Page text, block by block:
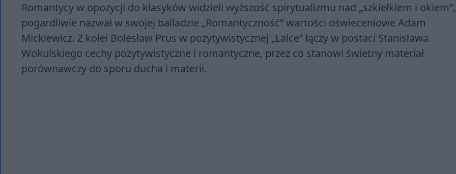
Romantycy w opozycji do klasyków widzieli wyższość spirytualizmu nad „szkiełkiem i
pogardliwie nazwał w swojej balladzie „Romantyczność” wartości oświeceniowe Adam
Mickiewicz. Z kolei Bolesław Prus w pozytywistycznej „Lalce” łączy w postaci Stanisława
Wokulskiego cechy pozytywistyczne i romantyczne, przez co stanowi świetny materiał
porównawczy do sporu ducha i materii.